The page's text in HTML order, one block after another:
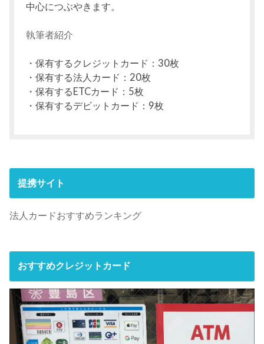
中心につぶやきます。
執筆者紹介
・保有するクレジットカード：30枚
・保有する法人カード：20枚
・保有するETCカード：5枚
・保有するデビットカード：9枚
提携サイト
法人カードおすすめランキング
おすすめクレジットカード